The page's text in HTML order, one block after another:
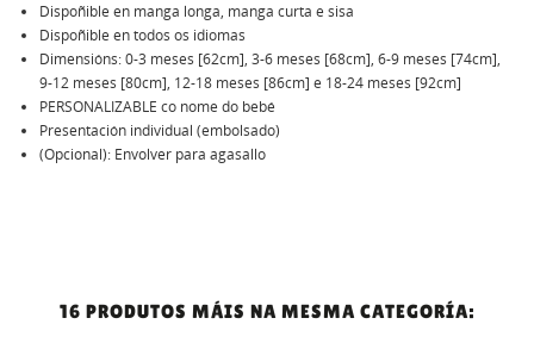
Dispoñible en manga longa, manga curta e sisa
Dispoñible en todos os idiomas
Dimensións: 0-3 meses [62cm], 3-6 meses [68cm], 6-9 meses [74cm],
9-12 meses [80cm], 12-18 meses [86cm] e 18-24 meses [92cm]
PERSONALIZABLE co nome do bebé
Presentación individual (embolsado)
(Opcional): Envolver para agasallo
16 PRODUTOS MÁIS NA MESMA CATEGORÍA: